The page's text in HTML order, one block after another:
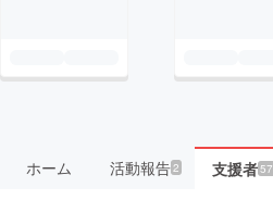
ホーム 活動報告2 支援者57